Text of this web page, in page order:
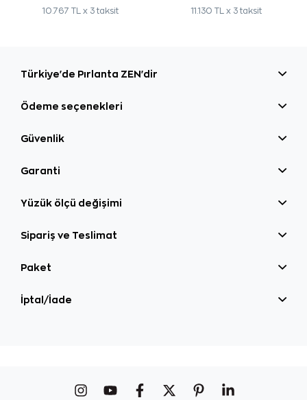
10.767 TL x 3 taksit 11.130 TL x 3 taksit
Türkiye'de Pırlanta ZEN'dir
Ödeme seçenekleri
Güvenlik
Garanti
Yüzük ölçü değişimi
Sipariş ve Teslimat
Paket
İptal/İade